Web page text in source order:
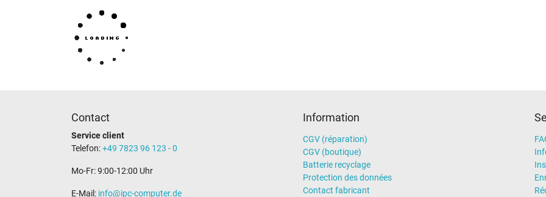
Contact
Service client
Telefon:+49 7823 96 123 - 0
Mo-Fr: 9:00-12:00 Uhr
E-Mail: info@ipc-computer.de
Information
CGV (réparation)
CGV (boutique)
Batterie recyclage
Protection des données
Contact fabricant